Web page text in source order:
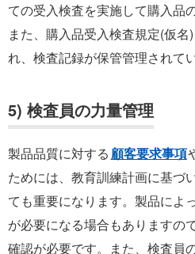
ての受入検査を実施して購入品
また、購入品受入検査規定(仮
れ、検査記録が保管管理されて
5) 検査員の力量管理
製品品質に対する顧客要求事項
ためには、教育訓練計画に基づ
ても重要になります。製品によ
が必要になる場合もありますの
確認が必要です。また、検査員